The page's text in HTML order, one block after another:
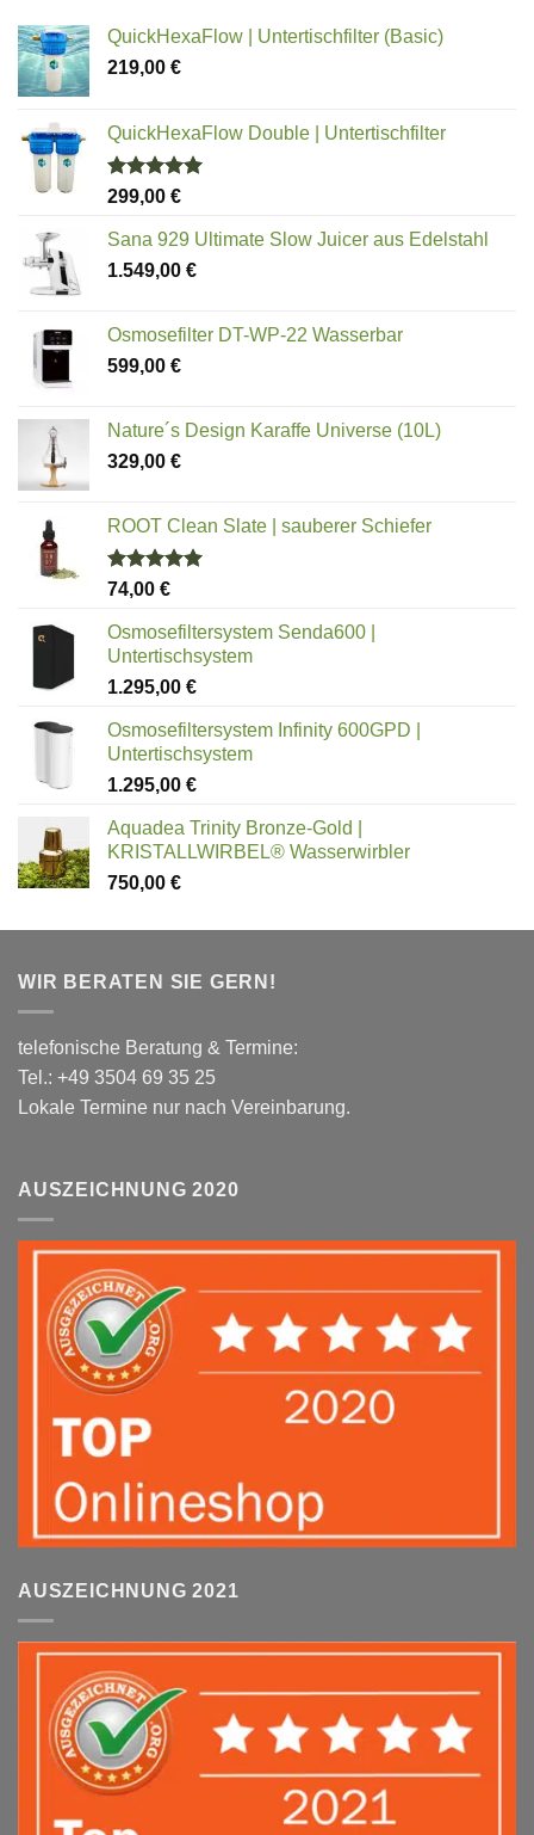
QuickHexaFlow | Untertischfilter (Basic)
219,00 €
QuickHexaFlow Double | Untertischfilter
Bewertet
von 5
299,00 €
Sana 929 Ultimate Slow Juicer aus Edelstahl
1.549,00 €
Osmosefilter DT-WP-22 Wasserbar
599,00 €
Nature´s Design Karaffe Universe (10L)
329,00 €
ROOT Clean Slate | sauberer Schiefer
Bewertet
von 5
74,00 €
Osmosefiltersystem Senda600 |
Untertischsystem
1.295,00 €
Osmosefiltersystem Infinity 600GPD |
Untertischsystem
1.295,00 €
Aquadea Trinity Bronze-Gold |
KRISTALLWIRBEL® Wasserwirbler
750,00 €
WIR BERATEN SIE GERN!
telefonische Beratung & Termine:
Tel.: +49 3504 69 35 25
Lokale Termine nur nach Vereinbarung.
AUSZEICHNUNG 2020
AUSZEICHNUNG 2021